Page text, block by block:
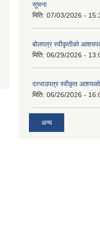
सूचना
मिति: 07/03/2026 -
बोलपत्र स्वीकृतीको
मिति: 06/29/2026 -
दरभाउपत्र स्वीकृत
मिति: 06/26/2026 -
अन्य